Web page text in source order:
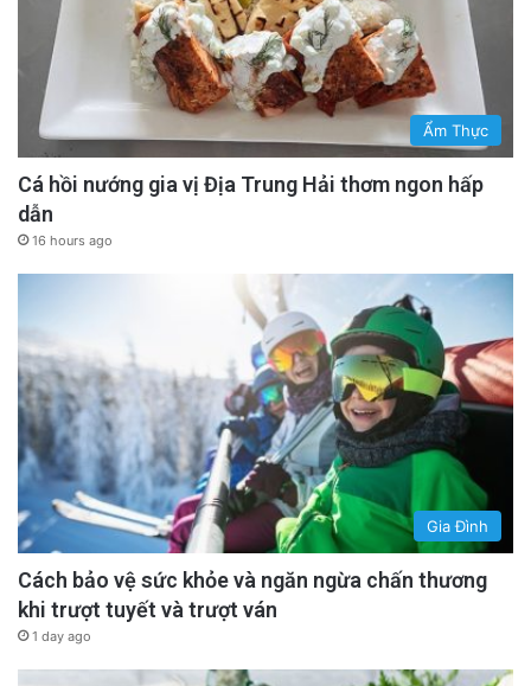
Ẩm Thực
Cá hồi nướng gia vị Địa Trung Hải thơm ngon hấp
dẫn
16 hours ago
Gia Đình
Cách bảo vệ sức khỏe và ngăn ngừa chấn thương
khi trượt tuyết và trượt ván
1 day ago